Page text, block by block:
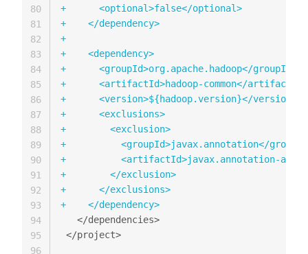
+
+
+
+
+
+
+
+
+
+
+
+
+
+
80
81
82
83
84
85
86
87
88
89
90
91
92
93
94
95
96